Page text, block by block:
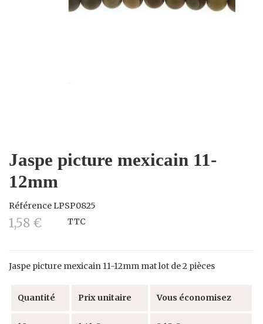
Jaspe picture mexicain 11-
12mm
Référence LPSP0825
1,58 € TTC
Jaspe picture mexicain 11-12mm mat lot de 2 pièces
Quantité Prix unitaire Vous économisez